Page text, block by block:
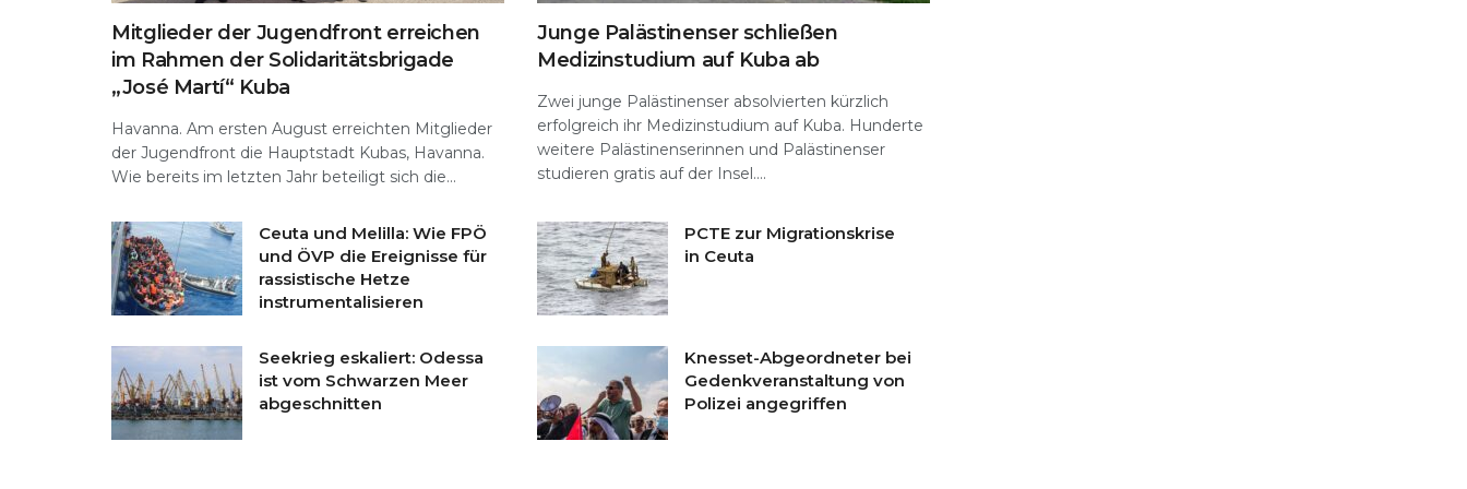
Mitglieder der Jugendfront erreichen
im Rahmen der Solidaritätsbrigade
„José Martí“ Kuba
Havanna. Am ersten August erreichten Mitglieder
der Jugendfront die Hauptstadt Kubas, Havanna.
Wie bereits im letzten Jahr beteiligt sich die...
Junge Palästinenser schließen
Medizinstudium auf Kuba ab
Zwei junge Palästinenser absolvierten kürzlich
erfolgreich ihr Medizinstudium auf Kuba. Hunderte
weitere Palästinenserinnen und Palästinenser
studieren gratis auf der Insel....
Ceuta und Melilla: Wie FPÖ
und ÖVP die Ereignisse für
rassistische Hetze
instrumentalisieren
PCTE zur Migrationskrise
in Ceuta
Seekrieg eskaliert: Odessa
ist vom Schwarzen Meer
abgeschnitten
Knesset-Abgeordneter bei
Gedenkveranstaltung von
Polizei angegriffen